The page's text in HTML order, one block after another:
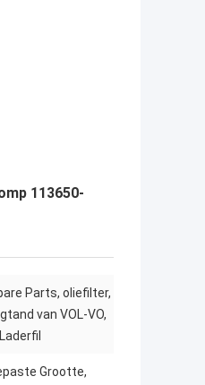
113650-
Parts, oliefilter,
van VOL-VO,
Grootte,